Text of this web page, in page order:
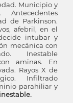
Municipio y
de Parkinson.
afebril, en el
intubar y
mecánica con
Inestable
aminas. En
Rayos X de
Infiltrado
parahiliar y